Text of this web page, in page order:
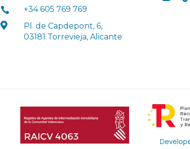
 +34 605 769 769

Pl. de Capdepont, 6,
03181 Torrevieja, Alicante